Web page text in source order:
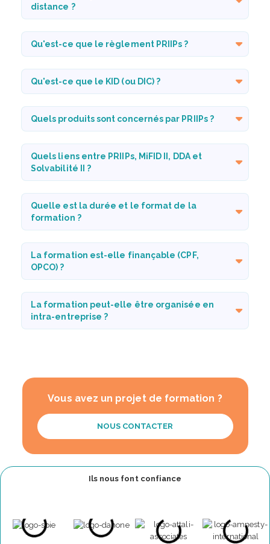
distance ?
Qu'est-ce que le règlement PRIIPs ?
Qu'est-ce que le KID (ou DIC) ?
Quels produits sont concernés par PRIIPs ?
Quels liens entre PRIIPs, MiFID II, DDA et
Solvabilité II ?
Quelle est la durée et le format de la
formation ?
La formation est-elle finançable (CPF,
OPCO) ?
La formation peut-elle être organisée en
intra-entreprise ?
Vous avez un projet de formation ?
NOUS CONTACTER
Ils nous font confiance